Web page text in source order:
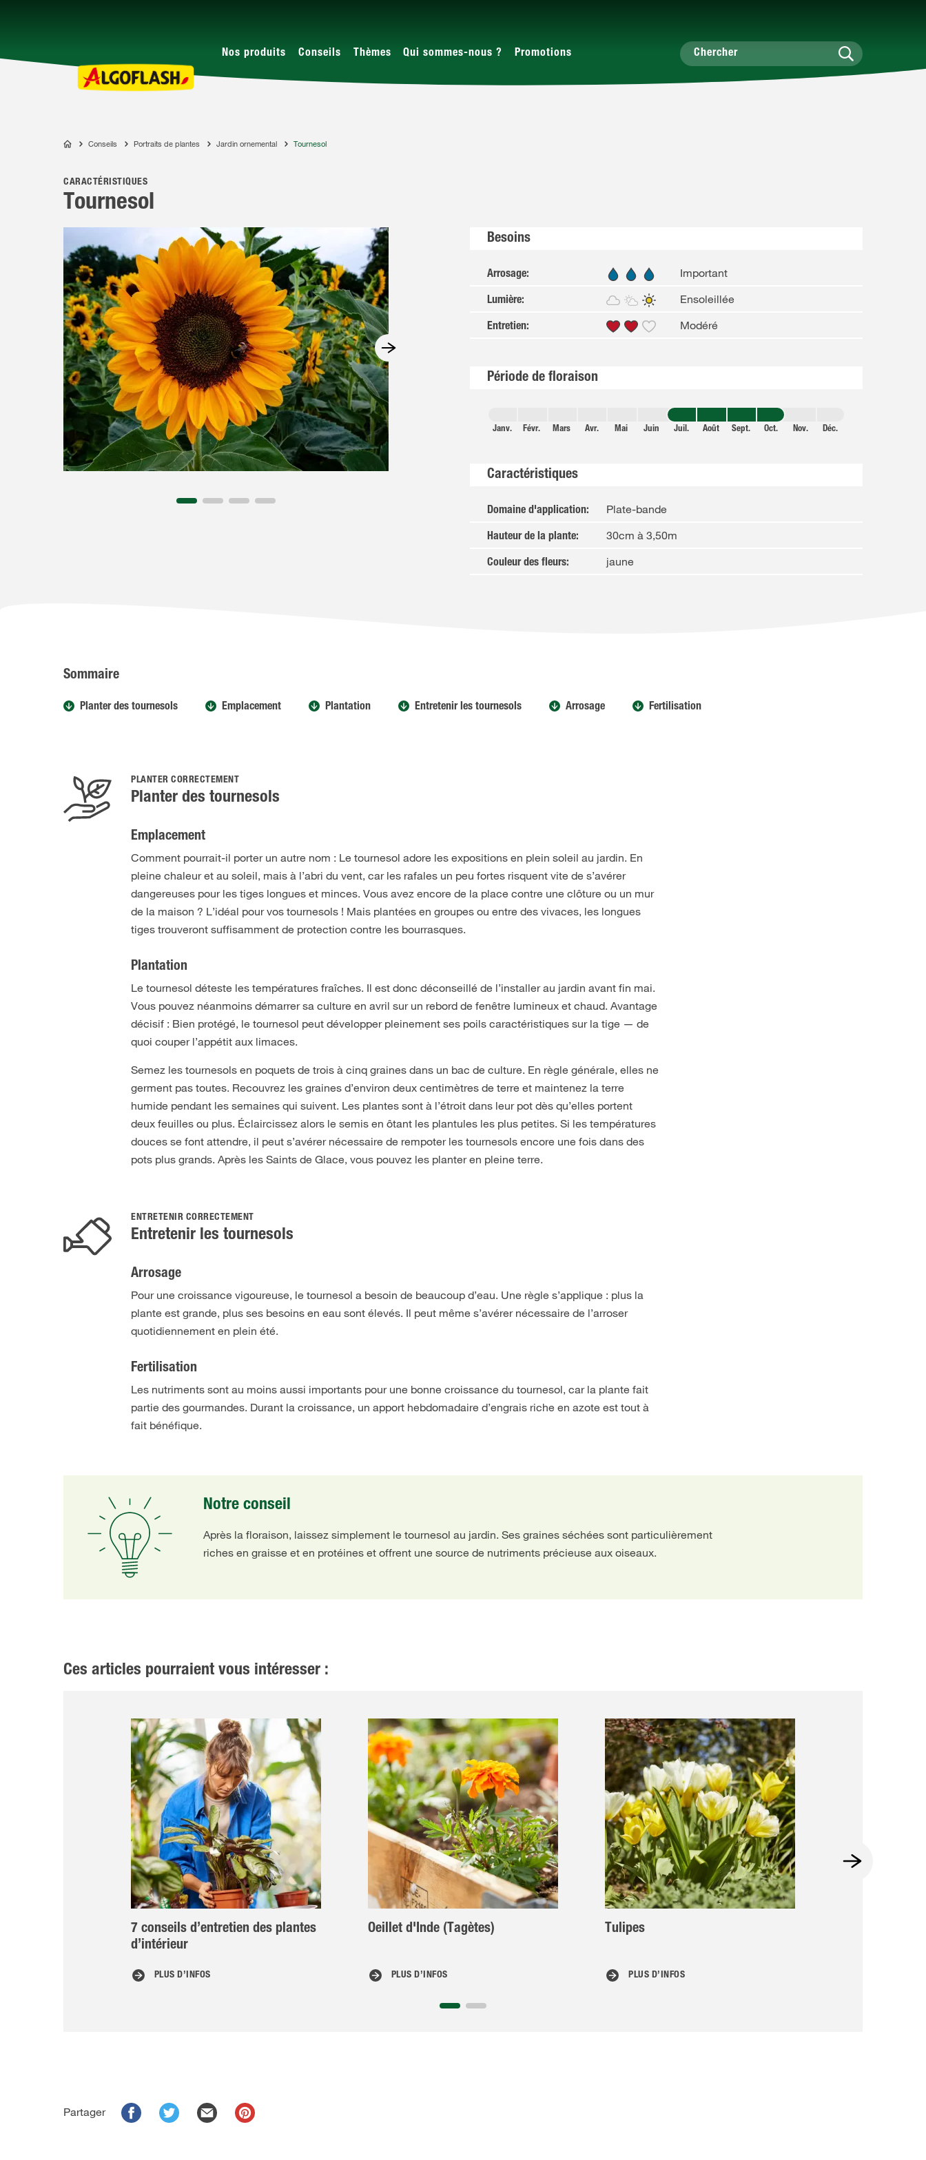
Nos produits Conseils Thèmes Qui sommes-nous ? Promotions
ALGOFLASH
Conseils Portraits de plantes Jardin ornemental Tournesol
CARACTÉRISTIQUES
Tournesol
Besoins
Arrosage: Important
Lumière: Ensoleillée
Entretien: Modéré
Période de floraison
Janv. Févr. Mars Avr. Mai Juin Juil. Août Sept. Oct. Nov. Déc.
Caractéristiques
Domaine d'application: Plate-bande
Hauteur de la plante: 30cm à 3,50m
Couleur des fleurs: jaune
Sommaire
Planter des tournesols Emplacement Plantation Entretenir les tournesols Arrosage Fertilisation
PLANTER CORRECTEMENT
Planter des tournesols
Emplacement
Comment pourrait-il porter un autre nom : Le tournesol adore les expositions en plein soleil au jardin. En
pleine chaleur et au soleil, mais à l’abri du vent, car les rafales un peu fortes risquent vite de s’avérer
dangereuses pour les tiges longues et minces. Vous avez encore de la place contre une clôture ou un mur
de la maison ? L’idéal pour vos tournesols ! Mais plantées en groupes ou entre des vivaces, les longues
tiges trouveront suffisamment de protection contre les bourrasques.
Plantation
Le tournesol déteste les températures fraîches. Il est donc déconseillé de l’installer au jardin avant fin mai.
Vous pouvez néanmoins démarrer sa culture en avril sur un rebord de fenêtre lumineux et chaud. Avantage
décisif : Bien protégé, le tournesol peut développer pleinement ses poils caractéristiques sur la tige — de
quoi couper l’appétit aux limaces.
Semez les tournesols en poquets de trois à cinq graines dans un bac de culture. En règle générale, elles ne
germent pas toutes. Recouvrez les graines d’environ deux centimètres de terre et maintenez la terre
humide pendant les semaines qui suivent. Les plantes sont à l’étroit dans leur pot dès qu’elles portent
deux feuilles ou plus. Éclaircissez alors le semis en ôtant les plantules les plus petites. Si les températures
douces se font attendre, il peut s’avérer nécessaire de rempoter les tournesols encore une fois dans des
pots plus grands. Après les Saints de Glace, vous pouvez les planter en pleine terre.
ENTRETENIR CORRECTEMENT
Entretenir les tournesols
Arrosage
Pour une croissance vigoureuse, le tournesol a besoin de beaucoup d’eau. Une règle s’applique : plus la
plante est grande, plus ses besoins en eau sont élevés. Il peut même s’avérer nécessaire de l’arroser
quotidiennement en plein été.
Fertilisation
Les nutriments sont au moins aussi importants pour une bonne croissance du tournesol, car la plante fait
partie des gourmandes. Durant la croissance, un apport hebdomadaire d’engrais riche en azote est tout à
fait bénéfique.
Notre conseil
Après la floraison, laissez simplement le tournesol au jardin. Ses graines séchées sont particulièrement
riches en graisse et en protéines et offrent une source de nutriments précieuse aux oiseaux.
Ces articles pourraient vous intéresser :
7 conseils d’entretien des plantes
d’intérieur
PLUS D’INFOS
Oeillet d'Inde (Tagètes)
PLUS D’INFOS
Tulipes
PLUS D’INFOS
Partager